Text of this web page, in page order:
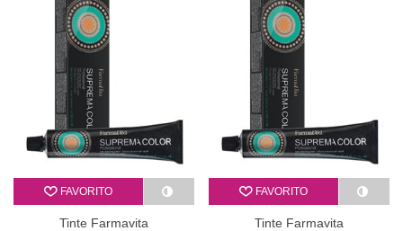
FAVORITO
Tinte Farmavita
FAVORITO
Tinte Farmavita